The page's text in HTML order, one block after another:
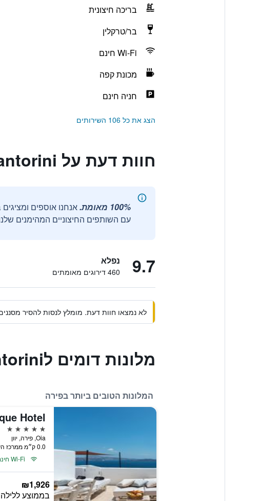
בריכה חיצונית
בר/טרקלין
Wi-Fi חינם
מכונת קפה
חניה חינם
הצג את כל 106 השירותים
חוות דעת על Cavo Tagoo Santorini
100% מאומת.
עם השותפים החיצוניים המהימנים
9.7 נפלא
460 דירוגים מאומתים
לא נמצאו חוות דעת. מומלץ לנסות להסיר
מלונות דומים לCavo Tagoo Santorini
המלונות הטובים ביותר בפירה
Hotel
5 כוכבים
Oia, פירה, יוון
0.0 ק״מ ממרכז העיר
Wi-Fi חינם
₪1,926
בממוצע ללילה